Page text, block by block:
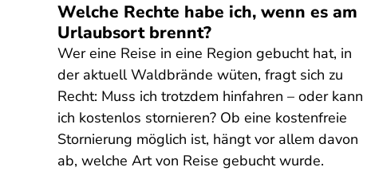
Welche Rechte habe ich, wenn es am
Urlaubsort brennt?
Wer eine Reise in eine Region gebucht hat, in
der aktuell Waldbrände wüten, fragt sich zu
Recht: Muss ich trotzdem hinfahren – oder kann
ich kostenlos stornieren? Ob eine kostenfreie
Stornierung möglich ist, hängt vor allem davon
ab, welche Art von Reise gebucht wurde.